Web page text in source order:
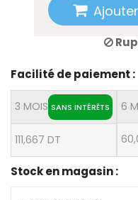
Facilité de paiement :
3 MOIS SANS INTÉRÊTS
111,667 DT
6
Stock en magasin :